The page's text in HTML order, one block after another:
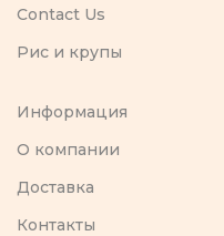
Contact Us
Рис и крупы
Информация
O компании
Доставка
Контакты